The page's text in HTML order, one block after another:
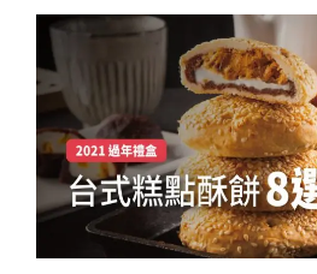
長
、
創
意
企
長
稱
讚
的
過